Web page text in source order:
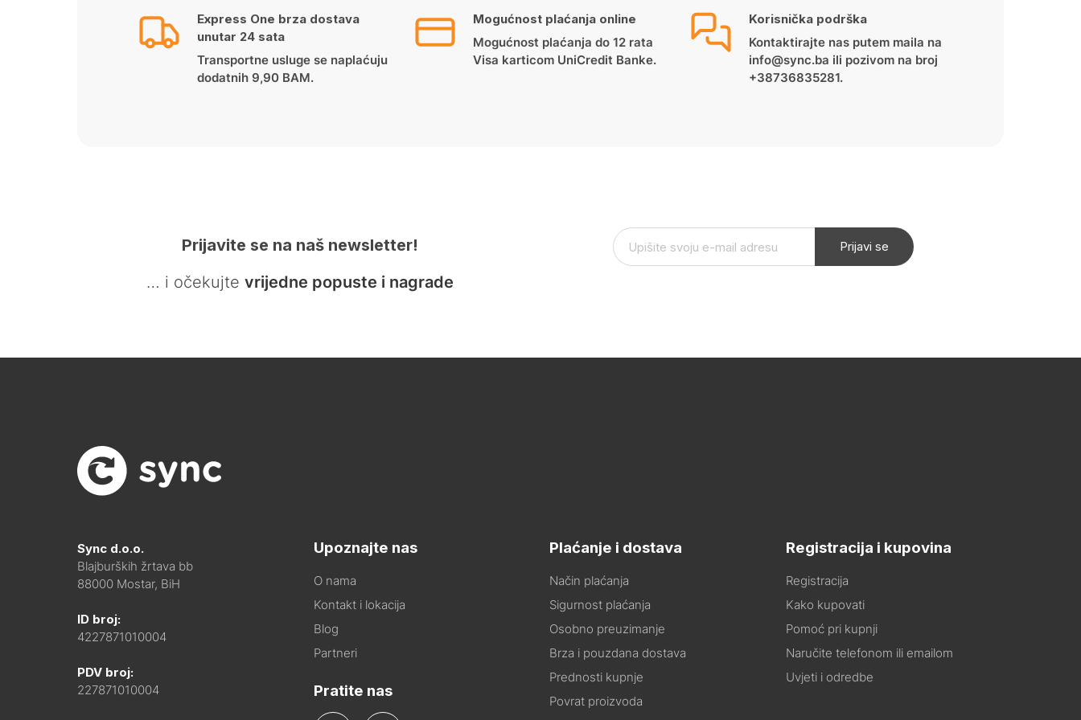
Express One brza dostava
unutar 24 sata
Transportne usluge se naplaćuju
dodatnih 9,90 BAM.
Mogućnost plaćanja online
Mogućnost plaćanja do 12 rata
Visa karticom UniCredit Banke.
Korisnička podrška
Kontaktirajte nas putem maila na
info@sync.ba ili pozivom na broj
+38736835281.
Prijavite se na naš newsletter!
… i očekujte vrijedne popuste i nagrade
Prijavi se
Sync d.o.o.
Blajburških žrtava bb
88000 Mostar, BiH
ID broj:
4227871010004
PDV broj:
227871010004
Upoznajte nas
O nama
Kontakt i lokacija
Blog
Partneri
Pratite nas
Plaćanje i dostava
Način plaćanja
Sigurnost plaćanja
Osobno preuzimanje
Brza i pouzdana dostava
Prednosti kupnje
Povrat proizvoda
Registracija i kupovina
Registracija
Kako kupovati
Pomoć pri kupnji
Naručite telefonom ili emailom
Uvjeti i odredbe